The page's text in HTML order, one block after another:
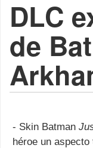
DLC
de
- Skin Batman
héroe un